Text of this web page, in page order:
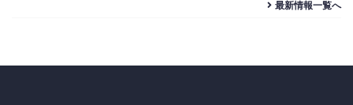
最新情報一覧へ